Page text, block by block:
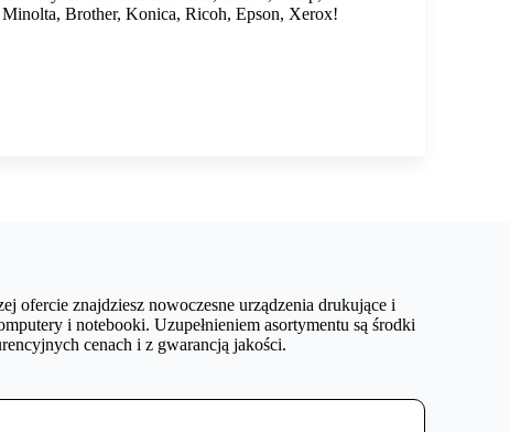
Brother, Konica, Ricoh, Epson, Xerox!
ofercie znajdziesz nowoczesne urządzenia drukujące i
i notebooki. Uzupełnieniem asortymentu są środki
cenach i z gwarancją jakości.